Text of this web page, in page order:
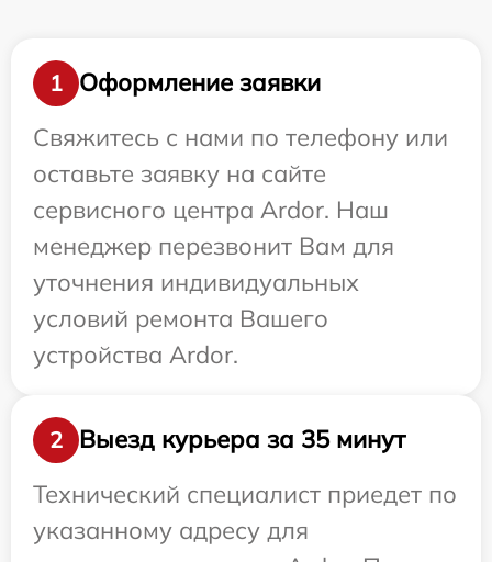
1
Оформление заявки
Свяжитесь с нами по телефону или
оставьте заявку на сайте
сервисного центра Ardor. Наш
менеджер перезвонит Вам для
уточнения индивидуальных
условий ремонта Вашего
устройства Ardor.
2
Выезд курьера за 35 минут
Технический специалист приедет по
указанному адресу для